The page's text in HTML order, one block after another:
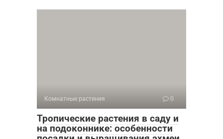
Комнатные растения 0
Тропические растения в саду и
на подоконнике: особенности